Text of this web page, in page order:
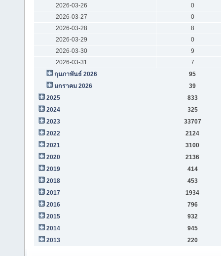
2026-03-26
0
2026-03-27
0
2026-03-28
8
2026-03-29
0
2026-03-30
9
2026-03-31
7
กุมภาพันธ์ 2026
95
มกราคม 2026
39
2025
833
2024
325
2023
33707
2022
2124
2021
3100
2020
2136
2019
414
2018
453
2017
1934
2016
796
2015
932
2014
945
2013
220